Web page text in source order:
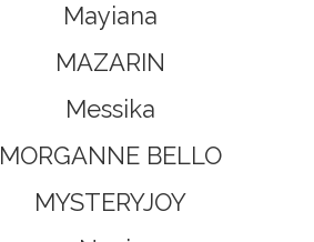
Mayiana
MAZARIN
Messika
MORGANNE BELLO
MYSTERYJOY